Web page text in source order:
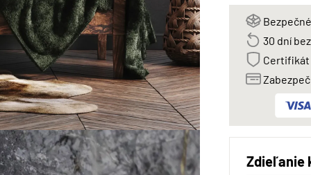
30 dní
Certifikát
Zdieľanie